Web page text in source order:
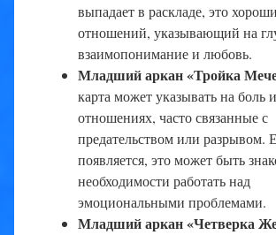
выпадает в раскладе, это
отношений, указывающий на
взаимопонимание и любовь.
Младший аркан «Тройка
карта может указывать на боль
отношениях, часто связанные с
предательством или разрывом.
появляется, это может быть
необходимости работать над
эмоциональными проблемами.
Младший аркан «Четверка